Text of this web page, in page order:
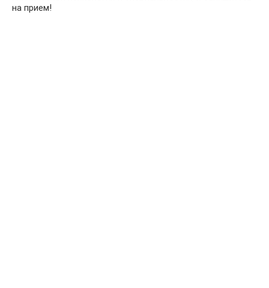
на прием!